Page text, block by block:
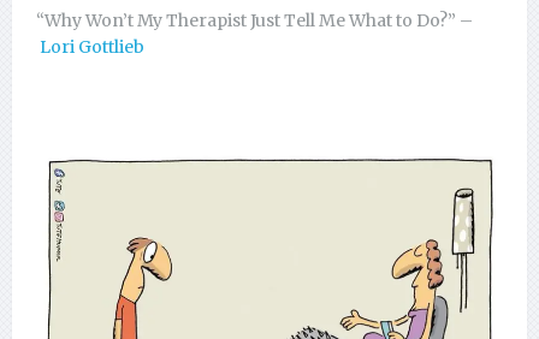
“Why Won’t My Therapist Just Tell Me What to Do?” –
Lori Gottlieb